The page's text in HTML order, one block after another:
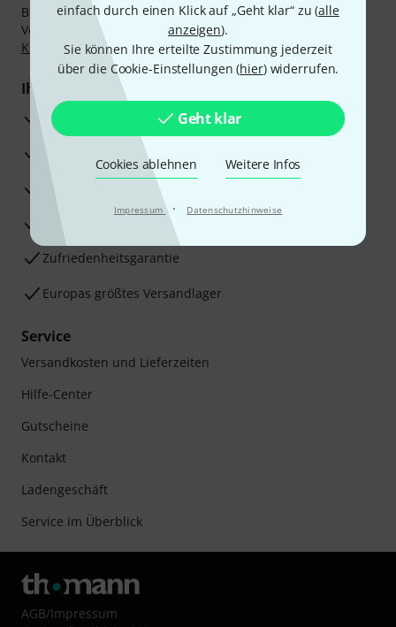
einfach durch einen Klick auf „Geht klar“ zu (alle
anzeigen).
Sie können Ihre erteilte Zustimmung jederzeit
über die Cookie-Einstellungen (hier) widerrufen.
Geht klar
Cookies ablehnen Weitere Infos
Impressum · Datenschutzhinweise
Bezahlen Sie vertraulich und sicher per Nachnahme,
Vorkasse, PayPal, Amazon Pay,Klarna Sofort bezahlen
Klarna Ratenzahlungoder Kreditkarte.
Ihre Vorteile
3 Jahre Thomann Garantie
30 Tage Money-Back-Garantie
Beratung durch Fachexperten
Zufriedenheitsgarantie
Europas größtes Versandlager
Service
Versandkosten und Lieferzeiten
Hilfe-Center
Gutscheine
Kontakt
Ladengeschäft
Service im Überblick
AGB/Impressum